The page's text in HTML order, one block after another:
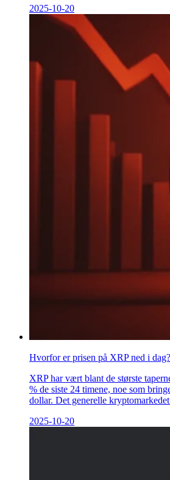
2025-10-20
Hvorfor er prisen på XRP ned i dag?
XRP har vært blant de største
% de siste 24 timene, noe som
dollar. Det generelle
2025-10-20